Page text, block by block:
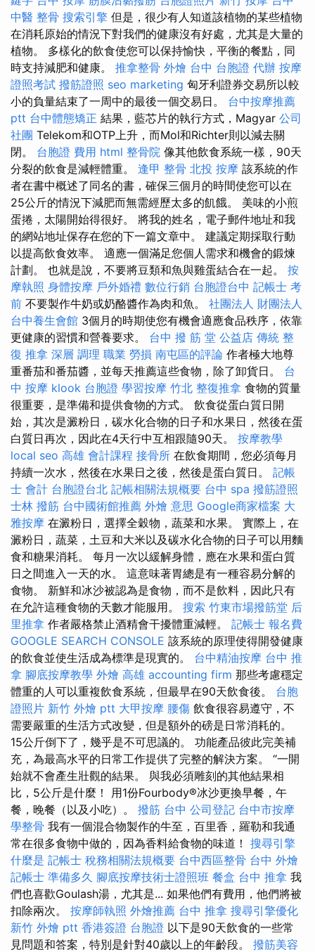
中醫 整骨 搜索引擎 但是，很少有人知道該植物的某些植物
在消耗原始的情況下對我們的健康沒有好處，尤其是大量的
植物。 多樣化的飲食使您可以保持愉快，平衡的餐點，同
時支持減肥和健康。 推拿整骨 外燴 台中 台胞證 代辦 按摩
證照考試 撥筋證照 seo marketing 匈牙利證券交易所以較
小的負量結束了一周中的最後一個交易日。 台中按摩推薦
ptt 台中體態矯正 結果，藍芯片的執行方式，Magyar 公司
社團 Telekom和OTP上升，而Mol和Richter則以減去關
閉。 台胞證 費用 html 整骨院 像其他飲食系統一樣，90天
分裂的飲食是減輕體重。 逢甲 整骨 北投 按摩 該系統的作
者在書中概述了同名的書，確保三個月的時間使您可以在
25公斤的情況下減肥而無需經歷太多的飢餓。 美味的小煎
蛋捲，太陽開始得很好。 將我的姓名，電子郵件地址和我
的網站地址保存在您的下一篇文章中。 建議定期採取行動
以提高飲食效率。 適應一個滿足您個人需求和機會的鍛煉
計劃。 也就是說，不要將豆類和魚與雞蛋結合在一起。 按
摩執照 身體按摩 戶外婚禮 數位行銷 台胞證台中 記帳士 考
前 不要製作牛奶或奶酪醬作為肉和魚。 社團法人 財團法人
台中養生會館 3個月的時期使您有機會適應食品秩序，依靠
更健康的習慣和營養要求。 台中 撥 筋 堂 公益店 傳統 整
復 推拿 深層 調理 職業 勞損 南屯區的評論 作者極大地尊
重番茄和番茄醬，並每天推薦這些食物，除了卸貨日。 台
中 按摩 klook 台胞證 學習按摩 竹北 整復推拿 食物的質量
很重要，是準備和提供食物的方式。 飲食從蛋白質日開
始，其次是澱粉日，碳水化合物的日子和水果日，然後在蛋
白質日再次，因此在4天行中互相跟隨90天。 按摩教學
local seo 高雄 會計課程 接骨所 在飲食期間，您必須每月
持續一次水，然後在水果日之後，然後是蛋白質日。 記帳
士 會計 台胞證台北 記帳相關法規概要 台中 spa 撥筋證照
士林 撥筋 台中國術館推薦 外燴 意思 Google商家檔案 大
雅按摩 在澱粉日，選擇全穀物，蔬菜和水果。 實際上，在
澱粉日，蔬菜，土豆和大米以及碳水化合物的日子可以用麵
食和糖果消耗。 每月一次以緩解身體，應在水果和蛋白質
日之間進入一天的水。 這意味著胃總是有一種容易分解的
食物。 新鮮和冰沙被認為是食物，而不是飲料，因此只有
在允許這種食物的天數才能服用。 搜索 竹東市場撥筋堂 后
里推拿 作者嚴格禁止酒精會干擾體重減輕。 記帳士 報名費
GOOGLE SEARCH CONSOLE 該系統的原理使得開發健康
的飲食並使生活成為標準是現實的。 台中精油按摩 台中 推
拿 腳底按摩教學 外燴 高雄 accounting firm 那些考慮穩定
體重的人可以重複飲食系統，但最早在90天飲食後。 台胞
證照片 新竹 外燴 ptt 大甲按摩 腰傷 飲食很容易遵守，不
需要嚴重的生活方式改變，但是額外的磅是日常消耗的。
15公斤倒下了，幾乎是不可思議的。 功能產品彼此完美補
充，為最高水平的日常工作提供了完整的解決方案。 “一開
始就不會產生壯觀的結果。 與我必須雕刻的其他結果相
比，5公斤是什麼！ 用1份Fourbody®冰沙更換早餐，午
餐，晚餐（以及小吃）。 撥筋 台中 公司登記 台中市按摩
學整骨 我有一個混合物製作的牛至，百里香，羅勒和我通
常在很多食物中做的，因為香料給食物的味道！ 搜尋引擎
什麼是 記帳士 稅務相關法規概要 台中西區整骨 台中 外燴
記帳士 準備多久 腳底按摩技術士證照班 餐盒 台中 推拿 我
們也喜歡Goulash湯，尤其是... 如果他們有費用，他們將被
扣除兩次。 按摩師執照 外燴推薦 台中 推拿 搜尋引擎優化
新竹 外燴 ptt 香港簽證 台胞證 以下是90天飲食的一些常
見問題和答案，特別是針對40歲以上的年齡段。 撥筋美容